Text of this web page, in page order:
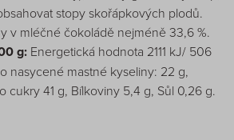
stopy skořápkových plodů.
v mléčné čokoládě nejméně 33,6 %.
g: Energetická hodnota 2111 kJ/ 506
nasycené mastné kyseliny: 22 g,
cukry 41 g, Bílkoviny 5,4 g, Sůl 0,26 g.